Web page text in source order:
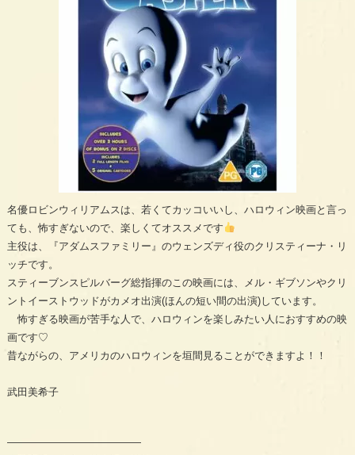
名優ロビンウィリアムスは、若くてカッコいいし、ハロウィン映画と言っ
ても、怖すぎないので、楽しくてオススメです
主役は、『アダムスファミリー』のウェンズディ役のクリスティーナ・リ
ッチです。
スティーブンスピルバーグ総指揮のこの映画には、メル・ギブソンやクリ
ントイーストウッドがカメオ出演(ほんの短い間の出演)しています。
怖すぎる映画が苦手な人で、ハロウィンを楽しみたい人におすすめの映
画です♡
昔ながらの、アメリカのハロウィンを垣間見ることができますよ！！
武田美希子
—————————————